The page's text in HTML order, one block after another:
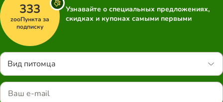
333
zooПункта за
подписку
Узнавайте о специальных предложениях,
скидках и купонах самыми первыми
Вид питомца